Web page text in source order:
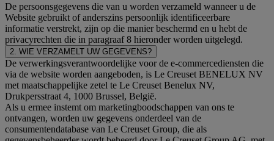
De persoonsgegevens die van u worden verzameld wanneer u de
Website gebruikt of anderszins persoonlijk identificeerbare
informatie verstrekt, zijn op die manier beschermd en u hebt de
privacyrechten die in paragraaf 8 hieronder worden uitgelegd.
2. WIE VERZAMELT UW GEGEVENS?
De verwerkingsverantwoordelijke voor de e-commercediensten die
via de website worden aangeboden, is Le Creuset BENELUX NV
met maatschappelijke zetel te Le Creuset Benelux NV,
Drukpersstraat 4, 1000 Brussel, België.
Als u ermee instemt om marketingboodschappen van ons te
ontvangen, worden uw gegevens onderdeel van de
consumentendatabase van Le Creuset Group, die als